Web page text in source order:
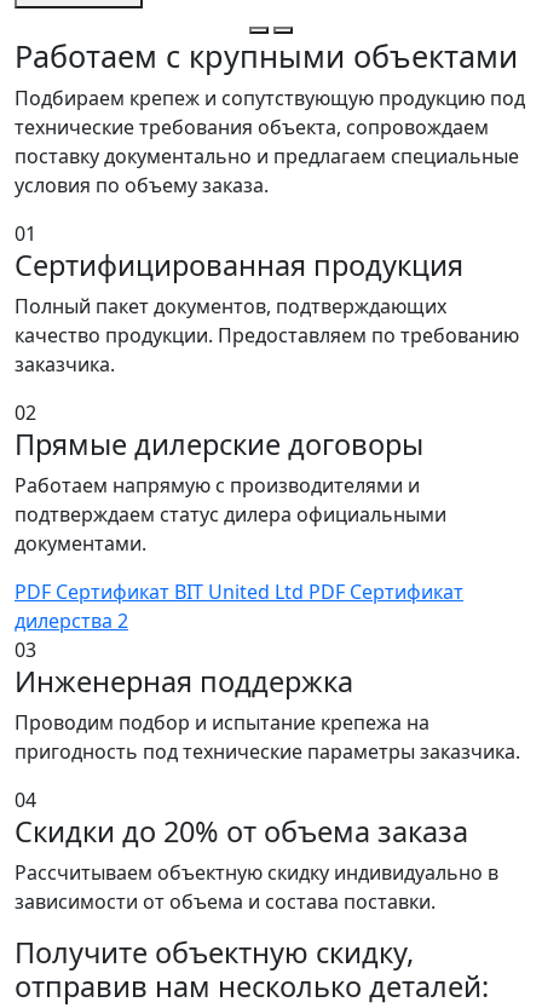
Работаем с крупными объектами
Подбираем крепеж и сопутствующую продукцию под
технические требования объекта, сопровождаем
поставку документально и предлагаем специальные
условия по объему заказа.
01
Сертифицированная продукция
Полный пакет документов, подтверждающих
качество продукции. Предоставляем по требованию
заказчика.
02
Прямые дилерские договоры
Работаем напрямую с производителями и
подтверждаем статус дилера официальными
документами.
PDF Сертификат BIT United Ltd PDF Сертификат
дилерства 2
03
Инженерная поддержка
Проводим подбор и испытание крепежа на
пригодность под технические параметры заказчика.
04
Скидки до 20% от объема заказа
Рассчитываем объектную скидку индивидуально в
зависимости от объема и состава поставки.
Получите объектную скидку,
отправив нам несколько деталей: